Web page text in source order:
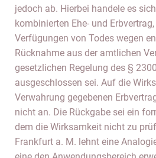
jedoch ab. Hierbei handele es
kombinierten Ehe- und
Verfügungen von Todes wegen
Rücknahme aus der amtlichen
gesetzlichen Regelung des §
ausgeschlossen sei. Auf die
Verwahrung gegebenen
nicht an. Die Rückgabe sei ein
dem die Wirksamkeit nicht zu
Frankfurt a. M. lehnt eine